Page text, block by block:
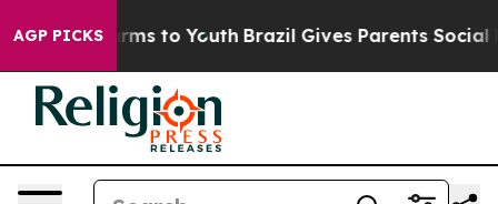
AGP PICKS
Abate Harms to Youth Brazil Gives Parents Social